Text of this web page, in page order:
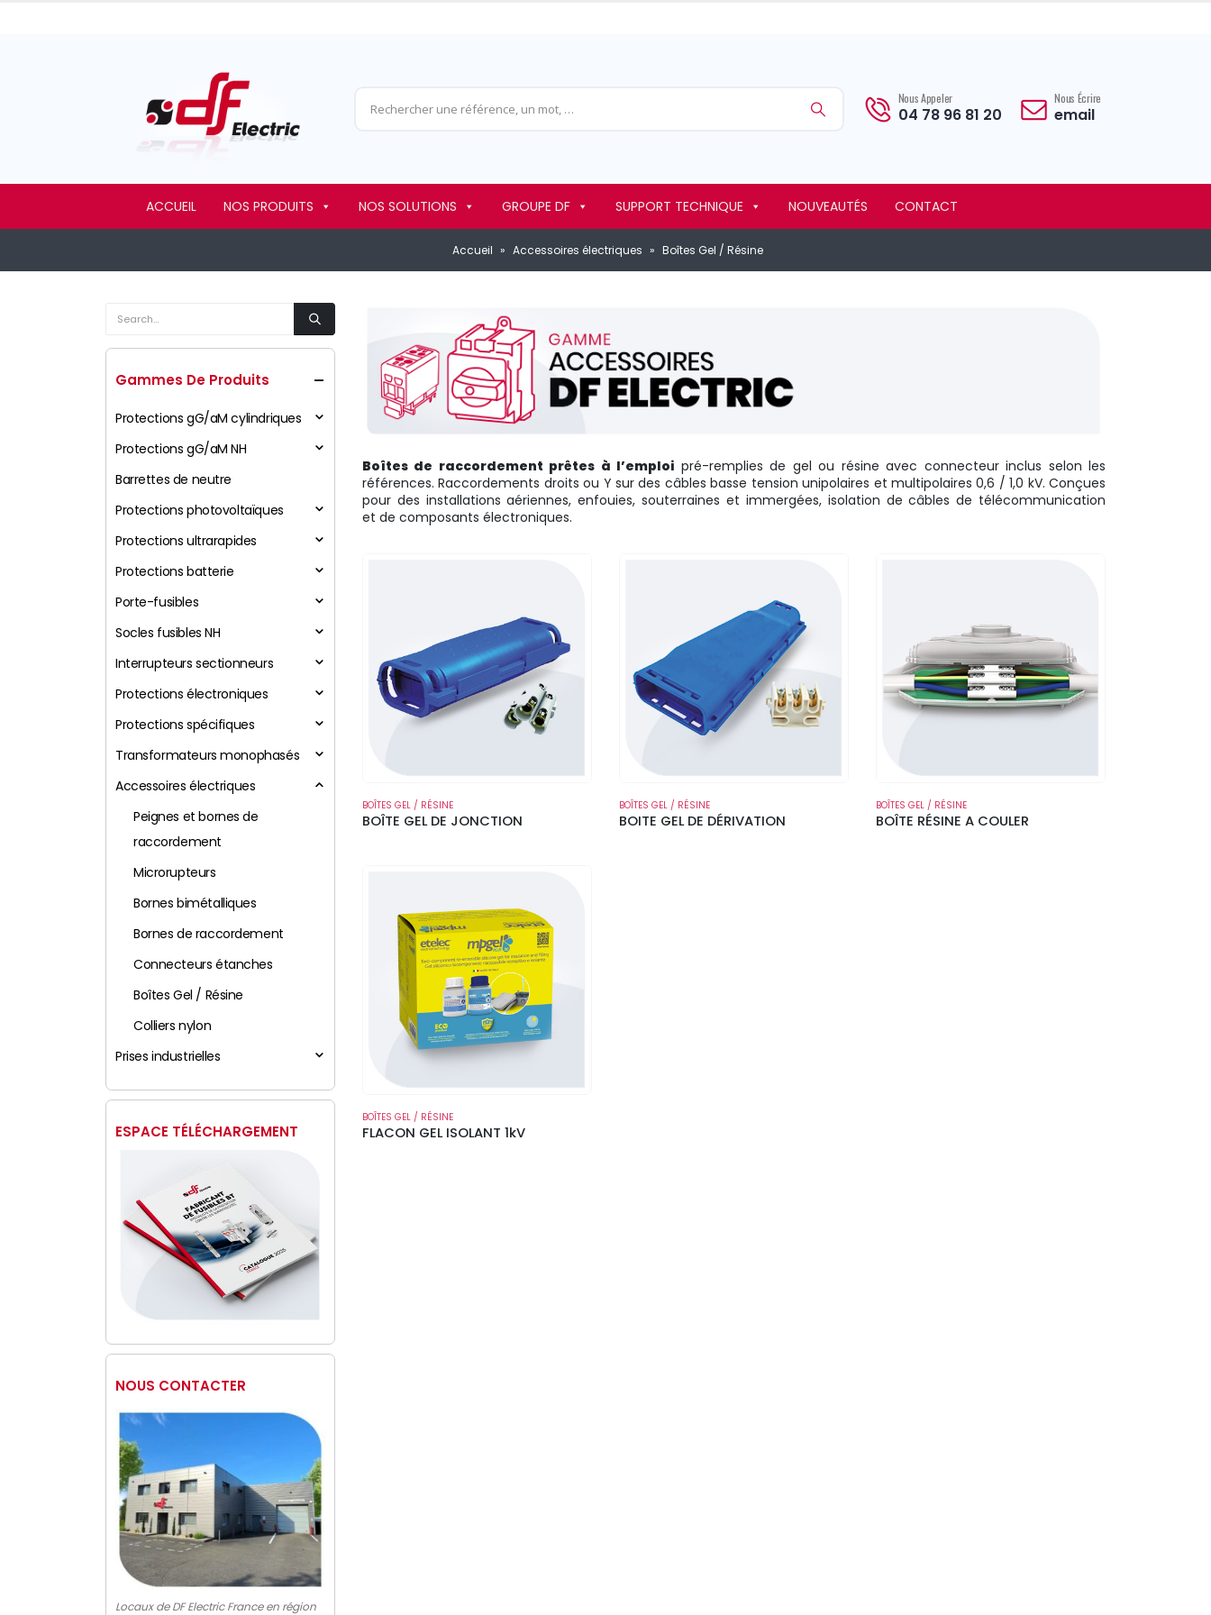
Nous Appeler
04 78 96 81 20
Nous Écrire
email
ACCUEIL NOS PRODUITS NOS SOLUTIONS GROUPE DF SUPPORT TECHNIQUE NOUVEAUTÉS CONTACT
Accueil » Accessoires électriques » Boîtes Gel / Résine
Boîtes de raccordement prêtes à l’emploi pré-remplies de gel ou résine avec connecteur inclus selon les
références. Raccordements droits ou Y sur des câbles basse tension unipolaires et multipolaires 0,6 / 1,0 kV. Conçues
pour des installations aériennes, enfouies, souterraines et immergées, isolation de câbles de télécommunication
et de composants électroniques.
BOÎTES GEL / RÉSINE
BOÎTE GEL DE JONCTION
BOÎTES GEL / RÉSINE
BOITE GEL DE DÉRIVATION
BOÎTES GEL / RÉSINE
BOÎTE RÉSINE A COULER
BOÎTES GEL / RÉSINE
FLACON GEL ISOLANT 1kV
Gammes De Produits
Protections gG/aM cylindriques
Protections gG/aM NH
Barrettes de neutre
Protections photovoltaïques
Protections ultrarapides
Protections batterie
Porte-fusibles
Socles fusibles NH
Interrupteurs sectionneurs
Protections électroniques
Protections spécifiques
Transformateurs monophasés
Accessoires électriques
Peignes et bornes de
raccordement
Microrupteurs
Bornes bimétalliques
Bornes de raccordement
Connecteurs étanches
Boîtes Gel / Résine
Colliers nylon
Prises industrielles
ESPACE TÉLÉCHARGEMENT
NOUS CONTACTER
Locaux de DF Electric France en région